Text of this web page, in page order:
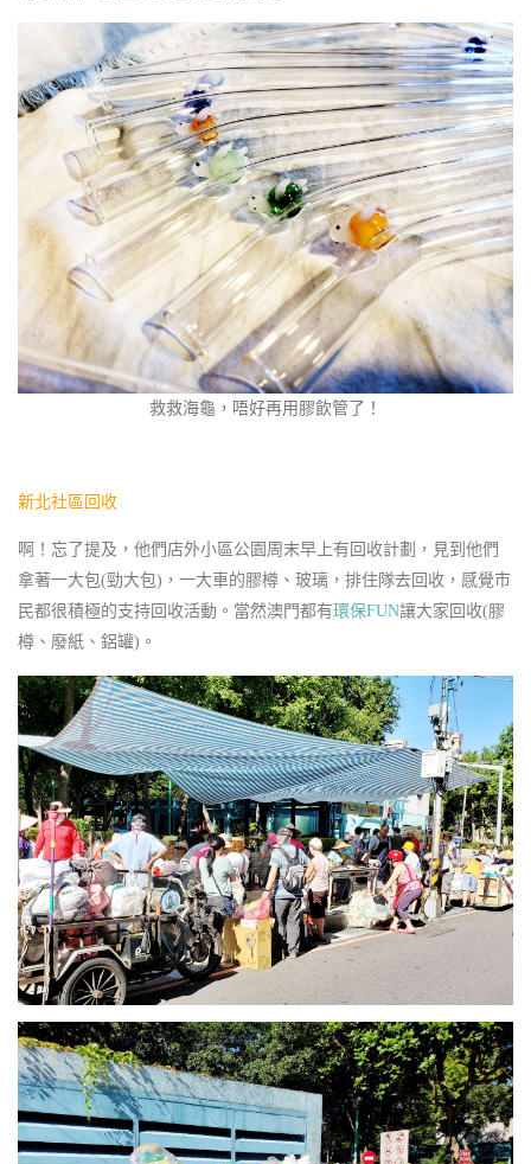
救救海龜，唔好再用膠飲管了！
新北社區回收
啊！忘了提及，他們店外小區公園周末早上有回收計劃，見到他們
拿著一大包(勁大包)，一大車的膠樽、玻璃，排住隊去回收，感覺市
民都很積極的支持回收活動。當然澳門都有環保FUN讓大家回收(膠
樽、廢紙、鋁罐)。